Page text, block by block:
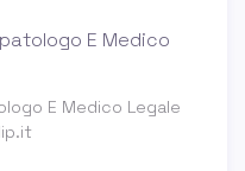
E Medico Legale